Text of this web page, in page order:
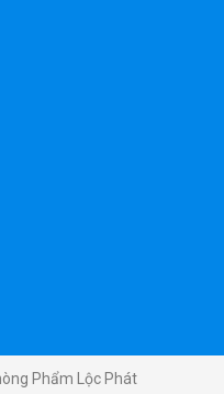
Phẩm Lộc Phát